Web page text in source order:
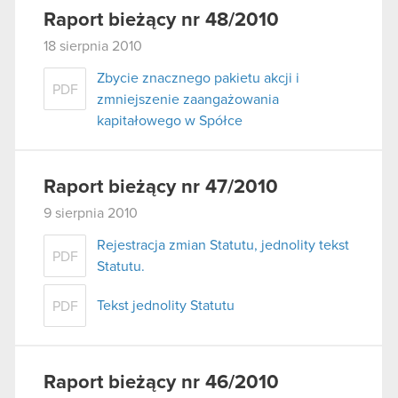
używanie plików cookie.
Raport bieżący nr 48/2010
18 sierpnia 2010
PDF
Zbycie znacznego pakietu akcji i
zmniejszenie zaangażowania
kapitałowego w Spółce
Raport bieżący nr 47/2010
9 sierpnia 2010
PDF
Rejestracja zmian Statutu, jednolity tekst
Statutu.
PDF Tekst jednolity Statutu
Raport bieżący nr 46/2010